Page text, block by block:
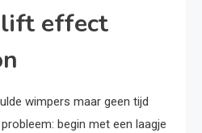
lift effect
wimpers maar geen tijd
begin met een laagje